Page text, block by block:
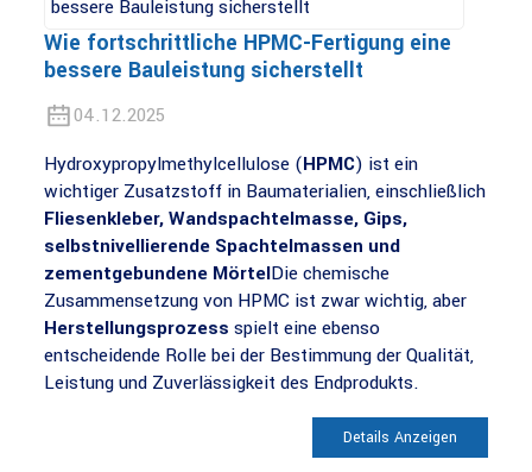
Wie fortschrittliche HPMC-Fertigung eine
bessere Bauleistung sicherstellt
04.12.2025
Hydroxypropylmethylcellulose (HPMC) ist ein
wichtiger Zusatzstoff in Baumaterialien, einschließlich
Fliesenkleber, Wandspachtelmasse, Gips,
selbstnivellierende Spachtelmassen und
zementgebundene MörtelDie chemische
Zusammensetzung von HPMC ist zwar wichtig, aber
Herstellungsprozess spielt eine ebenso
entscheidende Rolle bei der Bestimmung der Qualität,
Leistung und Zuverlässigkeit des Endprodukts.
Details Anzeigen